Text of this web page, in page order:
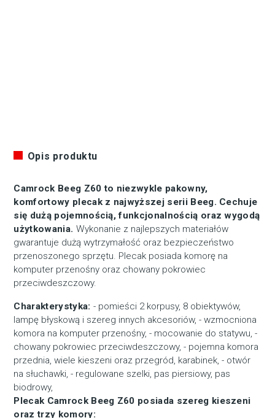
Opis produktu
Camrock Beeg Z60 to niezwykle pakowny,
komfortowy plecak z najwyższej serii Beeg. Cechuje
się dużą pojemnością, funkcjonalnością oraz wygodą
użytkowania. Wykonanie z najlepszych materiałów
gwarantuje dużą wytrzymałość oraz bezpieczeństwo
przenoszonego sprzętu. Plecak posiada komorę na
komputer przenośny oraz chowany pokrowiec
przeciwdeszczowy.
Charakterystyka: - pomieści 2 korpusy, 8 obiektywów,
lampę błyskową i szereg innych akcesoriów, - wzmocniona
komora na komputer przenośny, - mocowanie do statywu, -
chowany pokrowiec przeciwdeszczowy, - pojemna komora
przednia, wiele kieszeni oraz przegród, karabinek, - otwór
na słuchawki, - regulowane szelki, pas piersiowy, pas
biodrowy,
Plecak Camrock Beeg Z60 posiada szereg kieszeni
oraz trzy komory: